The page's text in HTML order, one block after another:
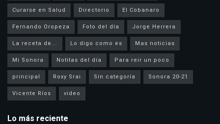
Curarse en Salud
Directorio
El Cobanaro
Fernando Oropeza
Foto del día
Jorge Herrera
La receta de...
Lo digo como es
Mas noticias
Mi Sonora
Notitas del día
Para reir un poco
principal
Roxy Srai Sin categoría
Sonora 20-21
Vicente Ríos
video
Lo más reciente